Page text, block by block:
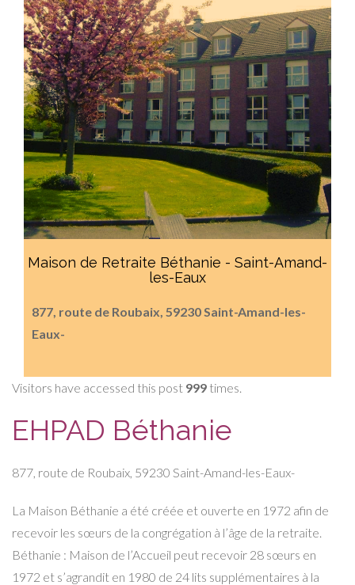
Maison de Retraite Béthanie - Saint-Amand-
les-Eaux
877, route de Roubaix, 59230 Saint-Amand-les-
Eaux-
Visitors have accessed this post 999 times.
EHPAD Béthanie
877, route de Roubaix, 59230 Saint-Amand-les-Eaux-
La Maison Béthanie a été créée et ouverte en 1972 afin de
recevoir les sœurs de la congrégation à l’âge de la retraite.
Béthanie : Maison de l’Accueil peut recevoir 28 sœurs en
1972 et s’agrandit en 1980 de 24 lits supplémentaires à la